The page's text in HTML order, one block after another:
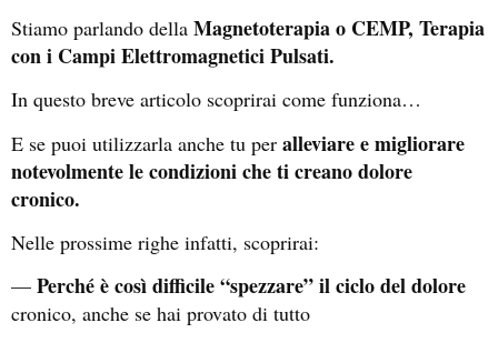
Stiamo parlando della Magnetoterapia o CEMP, Terapia
con i Campi Elettromagnetici Pulsati.
In questo breve articolo scoprirai come funziona…
E se puoi utilizzarla anche tu per alleviare e migliorare
notevolmente le condizioni che ti creano dolore
cronico.
Nelle prossime righe infatti, scoprirai:
— Perché è così difficile “spezzare” il ciclo del dolore
cronico, anche se hai provato di tutto